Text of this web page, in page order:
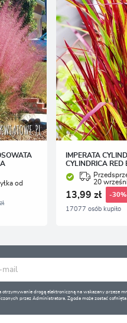
od
IMPERATA
CYLINDRICA RED
20
13,99 zł -30%
17077 osób kupiło
otrzymywanie drogą elektroniczną na wskazany przeze
przez Administratora. Zgoda może zostać cofnięta